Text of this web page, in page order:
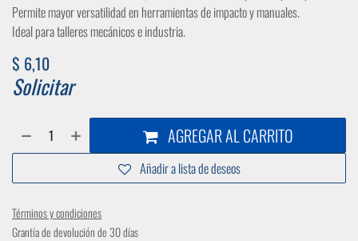
Permite mayor versatilidad en herramientas de impacto y manuales.
Ideal para talleres mecánicos e industria.
$ 6,10
Solicitar
AGREGAR AL CARRITO
Añadir a lista de deseos
Términos y condiciones
Grantía de devolución de 30 días